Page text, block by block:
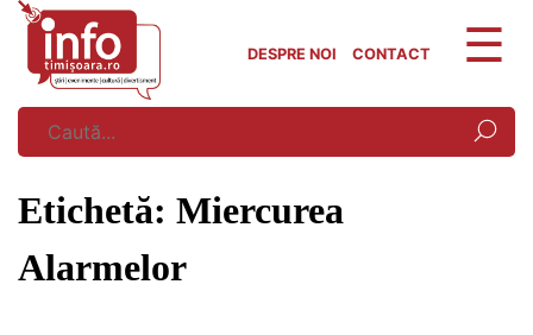
Skip
content
DESPRE NOI CONTACT
Etichetă: Miercurea
Alarmelor